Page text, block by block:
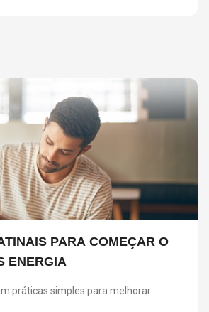
PARA COMEÇAR O
ENERGIA
práticas simples para melhorar